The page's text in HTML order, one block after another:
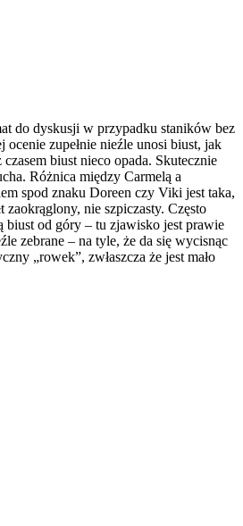
do dyskusji w przypadku staników bez
zupełnie nieźle unosi biust, jak
biust nieco opada. Skutecznie
Różnica między Carmelą a
spod znaku Doreen czy Viki jest taka,
zaokrąglony, nie szpiczasty. Często
biust od góry – tu zjawisko jest prawie
zebrane – na tyle, że da się wycisnąc
„rowek”, zwłaszcza że jest mało